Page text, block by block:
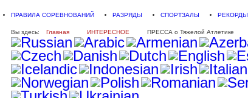
ПРАВИЛА СОРЕВНОВАНИЙ РАЗРЯДЫ СПОРТЗАЛЫ РЕКОРДЫ
Вы здесь: Главная ИНТЕРЕСНОЕ ПРЕССА о Тяжелой Атлетике